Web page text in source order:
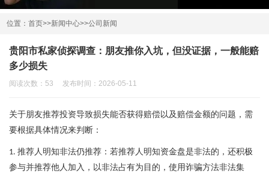
新闻中心
公司新闻
在线留言
联系我们
位置：首页>>新闻中心>>公司新闻
贵阳市私家侦探调查：朋友推你入坑，但没证据，一般能赔
多少损失
阅读次数：53 发布时间：2026-05-11
关于朋友推荐投资导致损失能否获得赔偿以及赔偿金额的问题，需
要根据具体情况来判断：
1. 推荐人明知非法仍推荐：若推荐人明知资金盘是非法的，还积极
参与并推荐他人加入，以非法占有为目的，使用诈骗方法非法集